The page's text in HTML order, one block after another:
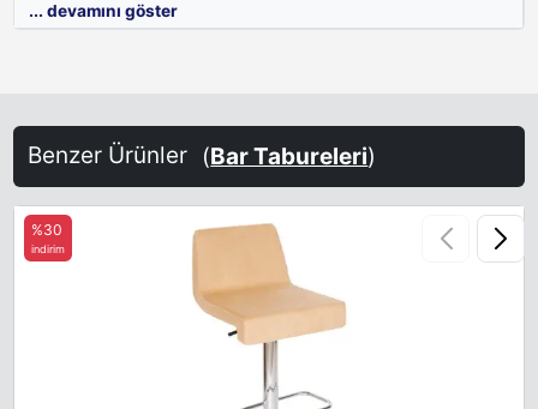
Martin 12 Martin 14 Martin 15
... devamını göster
Benzer Ürünler (Bar Tabureleri)
%30
indirim